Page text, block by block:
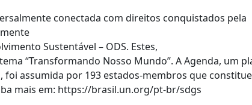
conectada com direitos conquistados pela
Sustentável – ODS. Estes,
“Transformando Nosso Mundo”. A Agenda, um
foi assumida por 193 estados-membros que
mais em: https://brasil.un.org/pt-br/sdgs